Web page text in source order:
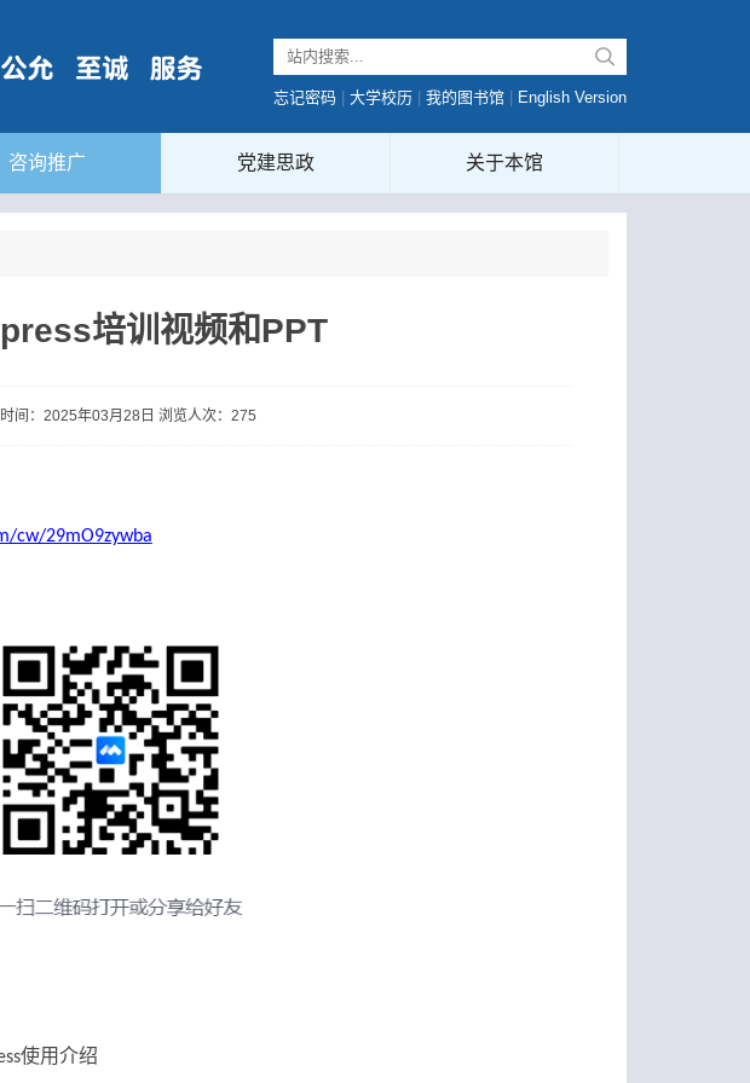
忘记密码 大学校历 我的图书馆 English Version
咨询推广 党建思政 关于本馆
培训视频和PPT
间：2025年03月28日 浏览人次：275
cw/29mO9zywba
使用介绍